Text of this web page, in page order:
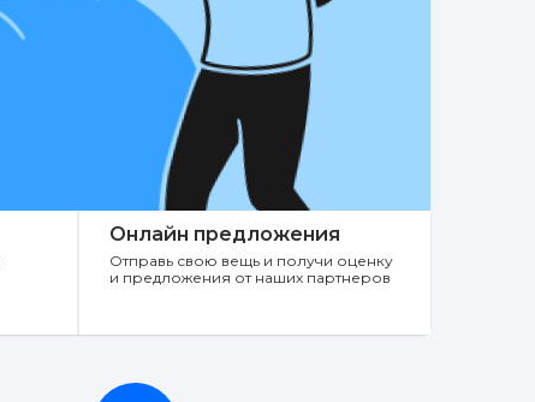
Онлайн предложения
Отправь свою вещь и получи оценку
и предложения от наших партнеров